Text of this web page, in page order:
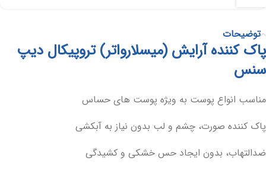
توضیحات
پاک کننده آرایش (میسلارواتر) تروپیکال دیپ
سنس
مناسب انواع پوست به ویژه پوست های حساس
پاک کننده صورت، چشم و لب بدون نیاز به آبکشی
ضدالتهاب، بدون ایجاد حس خشکی و کشیدگی